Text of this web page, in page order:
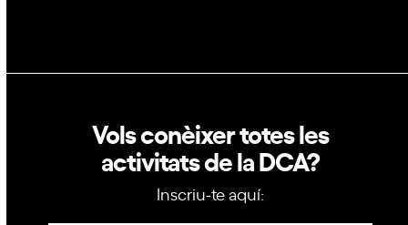
Vols conèixer totes les
activitats de la DCA?
Inscriu-te aquí: